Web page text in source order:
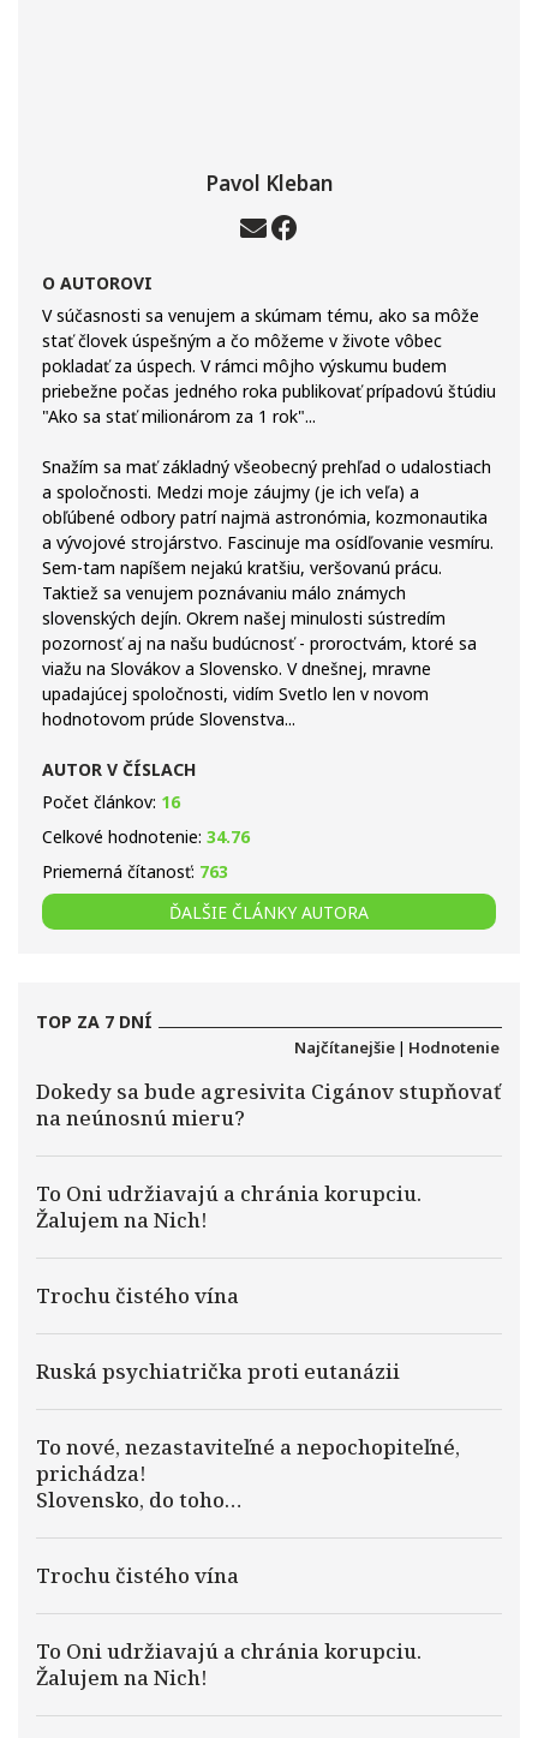
Pavol Kleban
O AUTOROVI
V súčasnosti sa venujem a skúmam tému, ako sa môže
stať človek úspešným a čo môžeme v živote vôbec
pokladať za úspech. V rámci môjho výskumu budem
priebežne počas jedného roka publikovať prípadovú štúdiu
"Ako sa stať milionárom za 1 rok"...
Snažím sa mať základný všeobecný prehľad o udalostiach
a spoločnosti. Medzi moje záujmy (je ich veľa) a
obľúbené odbory patrí najmä astronómia, kozmonautika
a vývojové strojárstvo. Fascinuje ma osídľovanie vesmíru.
Sem-tam napíšem nejakú kratšiu, veršovanú prácu.
Taktiež sa venujem poznávaniu málo známych
slovenských dejín. Okrem našej minulosti sústredím
pozornosť aj na našu budúcnosť - proroctvám, ktoré sa
viažu na Slovákov a Slovensko. V dnešnej, mravne
upadajúcej spoločnosti, vidím Svetlo len v novom
hodnotovom prúde Slovenstva...
AUTOR V ČÍSLACH
Počet článkov: 16
Celkové hodnotenie: 34.76
Priemerná čítanosť: 763
ĎALŠIE ČLÁNKY AUTORA
TOP ZA 7 DNÍ
Najčítanejšie | Hodnotenie
Dokedy sa bude agresivita Cigánov stupňovať
na neúnosnú mieru?
To Oni udržiavajú a chránia korupciu.
Žalujem na Nich!
Trochu čistého vína
Ruská psychiatrička proti eutanázii
To nové, nezastaviteľné a nepochopiteľné,
prichádza!
Slovensko, do toho…
Trochu čistého vína
To Oni udržiavajú a chránia korupciu.
Žalujem na Nich!